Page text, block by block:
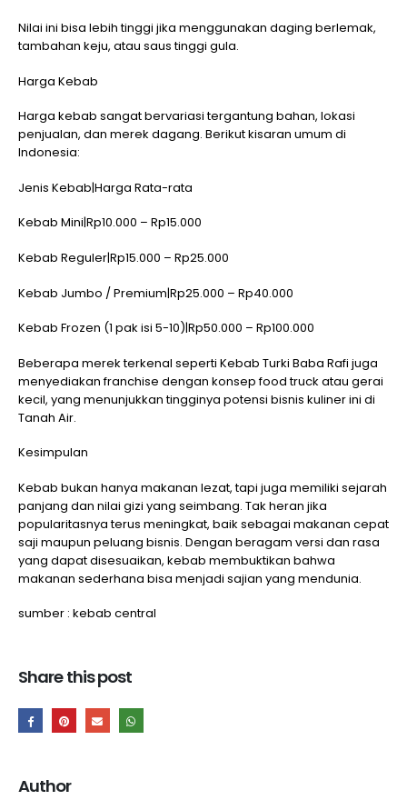
Nilai ini bisa lebih tinggi jika menggunakan daging berlemak,
tambahan keju, atau saus tinggi gula.
Harga Kebab
Harga kebab sangat bervariasi tergantung bahan, lokasi
penjualan, dan merek dagang. Berikut kisaran umum di
Indonesia:
Jenis Kebab|Harga Rata-rata
Kebab Mini|Rp10.000 – Rp15.000
Kebab Reguler|Rp15.000 – Rp25.000
Kebab Jumbo / Premium|Rp25.000 – Rp40.000
Kebab Frozen (1 pak isi 5-10)|Rp50.000 – Rp100.000
Beberapa merek terkenal seperti Kebab Turki Baba Rafi juga
menyediakan franchise dengan konsep food truck atau gerai
kecil, yang menunjukkan tingginya potensi bisnis kuliner ini di
Tanah Air.
Kesimpulan
Kebab bukan hanya makanan lezat, tapi juga memiliki sejarah
panjang dan nilai gizi yang seimbang. Tak heran jika
popularitasnya terus meningkat, baik sebagai makanan cepat
saji maupun peluang bisnis. Dengan beragam versi dan rasa
yang dapat disesuaikan, kebab membuktikan bahwa
makanan sederhana bisa menjadi sajian yang mendunia.
sumber : kebab central
Share this post
Author